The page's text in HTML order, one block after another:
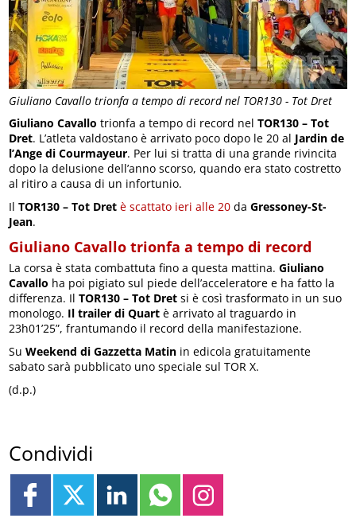
Giuliano Cavallo trionfa a tempo di record nel TOR130 - Tot Dret
Giuliano Cavallo trionfa a tempo di record nelTOR130 – Tot
Dret. L’atleta valdostano è arrivato poco dopo le 20 al Jardin de
l’Ange di Courmayeur. Per lui si tratta di una grande rivincita
dopo la delusione dell’anno scorso, quando era stato costretto
al ritiro a causa di un infortunio.
IlTOR130 – Tot Dret è scattato ieri alle 20 daGressoney-St-
Jean.
Giuliano Cavallo trionfa a tempo di record
La corsa è stata combattuta fino a questa mattina.Giuliano
Cavallo ha poi pigiato sul piede dell’acceleratore e ha fatto la
differenza. IlTOR130 – Tot Dret si è così trasformato in un suo
monologo. Il trailer di Quart è arrivato al traguardo in
23h01’25”, frantumando il record della manifestazione.
SuWeekend di Gazzetta Matin in edicola gratuitamente
sabato sarà pubblicato uno speciale sul TOR X.
(d.p.)
Condividi